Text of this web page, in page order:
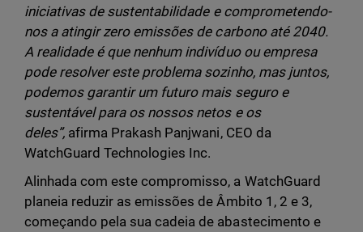
iniciativas de sustentabilidade e comprometendo-
nos a atingir zero emissões de carbono até 2040.
A realidade é que nenhum indivíduo ou empresa
pode resolver este problema sozinho, mas juntos,
podemos garantir um futuro mais seguro e
sustentável para os nossos netos e os
deles”, afirma Prakash Panjwani, CEO da
WatchGuard Technologies Inc.
Alinhada com este compromisso, a WatchGuard
planeia reduzir as emissões de Âmbito 1, 2 e 3,
começando pela sua cadeia de abastecimento e